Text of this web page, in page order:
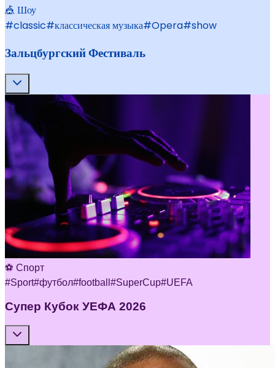
🎪 Шоу
#classic#классическая музыка#Opera#show
Зальцбургский Фестиваль
⚽ Спорт
#Sport#футбол#football #SuperCup#UEFA
Супер Кубок УЕФА 2026